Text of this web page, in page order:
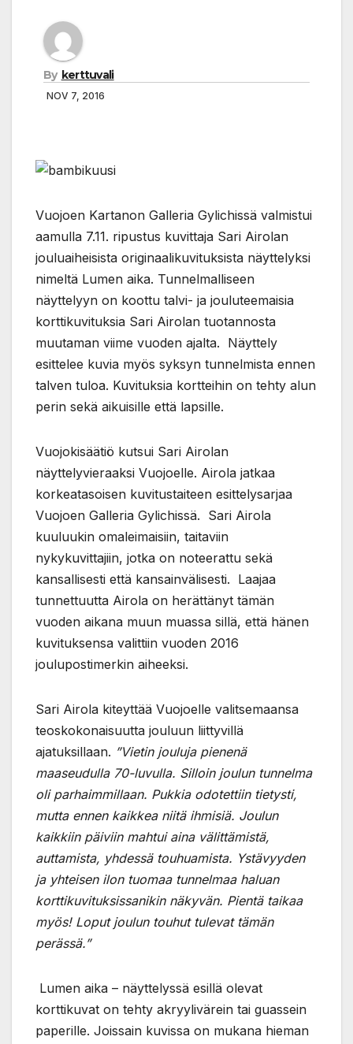
By kerttuvali
NOV 7, 2016
Vuojoen Kartanon Galleria Gylichissä valmistui
aamulla 7.11. ripustus kuvittaja Sari Airolan
jouluaiheisista originaalikuvituksista näyttelyksi
nimeltä Lumen aika. Tunnelmalliseen
näyttelyyn on koottu talvi- ja jouluteemaisia
korttikuvituksia Sari Airolan tuotannosta
muutaman viime vuoden ajalta. Näyttely
esittelee kuvia myös syksyn tunnelmista ennen
talven tuloa. Kuvituksia kortteihin on tehty alun
perin sekä aikuisille että lapsille.
Vuojokisäätiö kutsui Sari Airolan
näyttelyvieraaksi Vuojoelle. Airola jatkaa
korkeatasoisen kuvitustaiteen esittelysarjaa
Vuojoen Galleria Gylichissä. Sari Airola
kuuluukin omaleimaisiin, taitaviin
nykykuvittajiin, jotka on noteerattu sekä
kansallisesti että kansainvälisesti. Laajaa
tunnettuutta Airola on herättänyt tämän
vuoden aikana muun muassa sillä, että hänen
kuvituksensa valittiin vuoden 2016
joulupostimerkin aiheeksi.
Sari Airola kiteyttää Vuojoelle valitsemaansa
teoskokonaisuutta jouluun liittyvillä
ajatuksillaan. ”Vietin jouluja pienenä
maaseudulla 70-luvulla. Silloin joulun tunnelma
oli parhaimmillaan. Pukkia odotettiin tietysti,
mutta ennen kaikkea niitä ihmisiä. Joulun
kaikkiin päiviin mahtui aina välittämistä,
auttamista, yhdessä touhuamista. Ystävyyden
ja yhteisen ilon tuomaa tunnelmaa haluan
korttikuvituksissanikin näkyvän. Pientä taikaa
myös! Loput joulun touhut tulevat tämän
perässä.”
Lumen aika – näyttelyssä esillä olevat
korttikuvat on tehty akryylivärein tai guassein
paperille. Joissain kuvissa on mukana hieman